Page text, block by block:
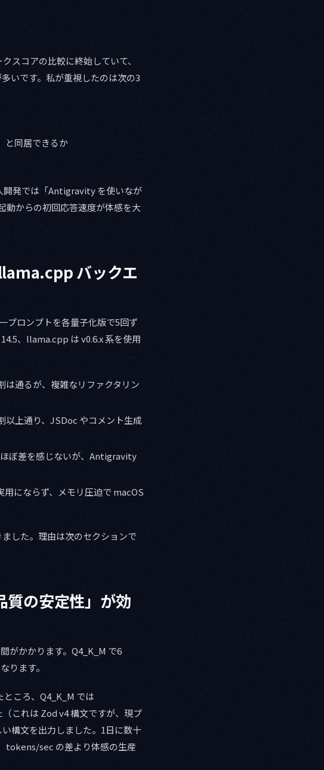
スコアの比較に終始していて、
いです。私が重視したのは次の3
と同居できるか
開発では「Antigravity を使いなが
動からの初回応答速度が体感を大
バックエ
プロンプトを各量子化版で5回ず
、llama.cpp は v0.6.x 系を使用
は通るが、複雑なリファクタリン
以上通り、JSDoc やコメント生成
ぼ差を感じないが、Antigravity
用にならず、メモリ圧迫で macOS
した。理由は次のセクションで
の安定性」が効
がかかります。Q4_K_M で6
ります。
ころ、Q4_K_M では
これは Zod v4 構文ですが、現プ
構文を出力しました。1日に数十
tokens/sec の差より体感の生産